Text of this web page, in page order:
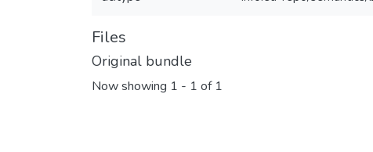
Files
Original bundle
Now showing 1 - 1 of 1